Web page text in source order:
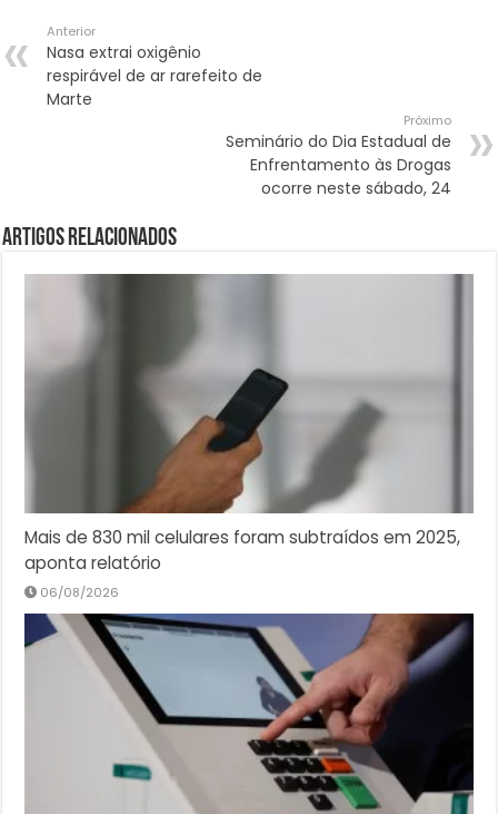
Anterior
Nasa extrai oxigênio
respirável de ar rarefeito de
Marte
Próximo
Seminário do Dia Estadual de
Enfrentamento às Drogas
ocorre neste sábado, 24
Artigos Relacionados
Mais de 830 mil celulares foram subtraídos em 2025,
aponta relatório
06/08/2026